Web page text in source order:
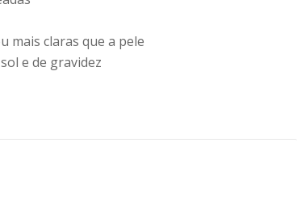
mais claras que a pele
e de gravidez